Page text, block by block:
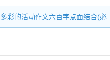
多彩的活动作文六百字点面结合(必…